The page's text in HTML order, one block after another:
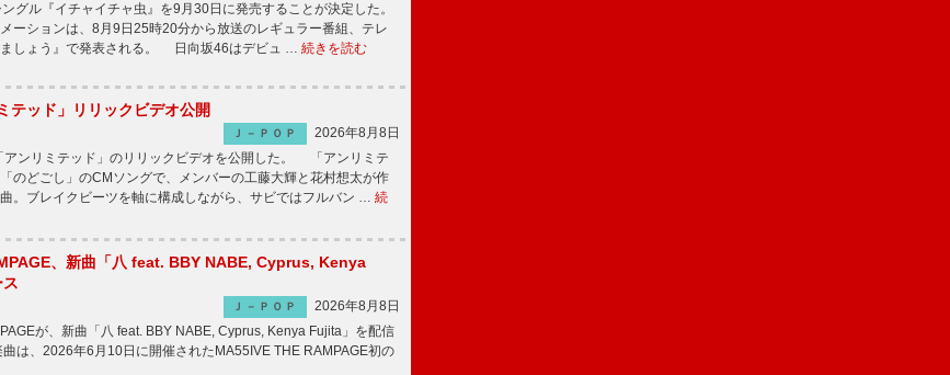
グル『イチャイチャ虫』を9月30日に発売することが決定した。
ーションは、8月9日25時20分から放送のレギュラー番組、テレ
ましょう』で発表される。 日向坂46はデビュ … 続きを読む
テッド」リリックビデオ公開
Ｊ－ＰＯＰ
2026年8月8日
ンリミテッド」のリリックビデオを公開した。 「アンリミテ
のどごし」のCMソングで、メンバーの工藤大輝と花村想太が作
。ブレイクビーツを軸に構成しながら、サビではフルバン … 続
、新曲「八 feat. BBY NABE, Cyprus, Kenya
Ｊ－ＰＯＰ
2026年8月8日
が、新曲「八 feat. BBY NABE, Cyprus, Kenya Fujita」を配信
は、2026年6月10日に開催されたMA55IVE THE RAMPAGE初の